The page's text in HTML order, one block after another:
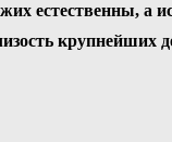
естественны, а
крупнейших